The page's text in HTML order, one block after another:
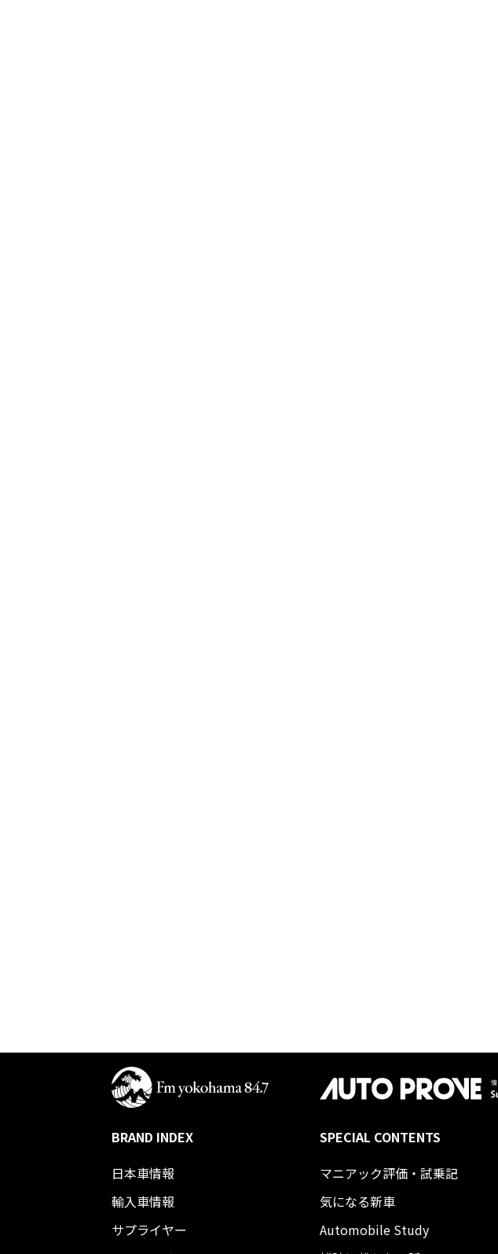
BRAND INDEX
日本車情報​
輸入車情報
サプライヤー
SPECIAL CONTENTS
マニアック評価・試乗記
気になる新車
Automobile Study